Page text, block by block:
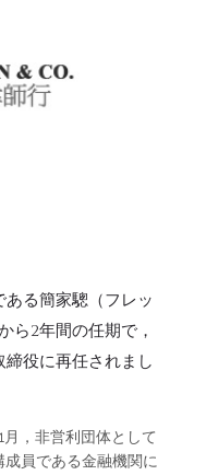
る簡家驄（フレッ
ら2年間の任期で，
役に再任されまし
，非営利団体として
員である金融機関に